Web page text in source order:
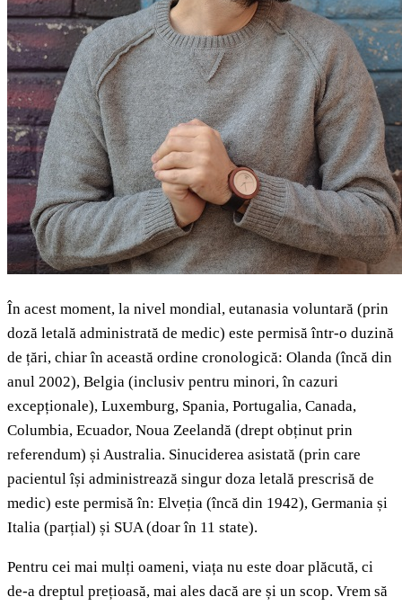
În acest moment, la nivel mondial, eutanasia voluntară (prin
doză letală administrată de medic) este permisă într-o duzină
de țări, chiar în această ordine cronologică: Olanda (încă din
anul 2002), Belgia (inclusiv pentru minori, în cazuri
excepționale), Luxemburg, Spania, Portugalia, Canada,
Columbia, Ecuador, Noua Zeelandă (drept obținut prin
referendum) și Australia. Sinuciderea asistată (prin care
pacientul își administrează singur doza letală prescrisă de
medic) este permisă în: Elveția (încă din 1942), Germania și
Italia (parțial) și SUA (doar în 11 state).
Pentru cei mai mulți oameni, viața nu este doar plăcută, ci
de-a dreptul prețioasă, mai ales dacă are și un scop. Vrem să